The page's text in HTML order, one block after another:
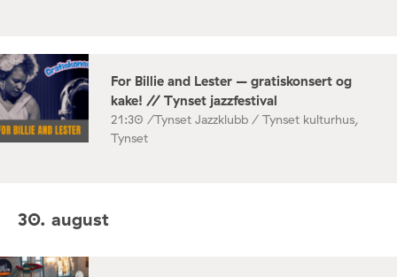
For Billie and Lester – gratiskonsert og
kake! // Tynset jazzfestival
21:30 /Tynset Jazzklubb / Tynset kulturhus,
Tynset
30. august